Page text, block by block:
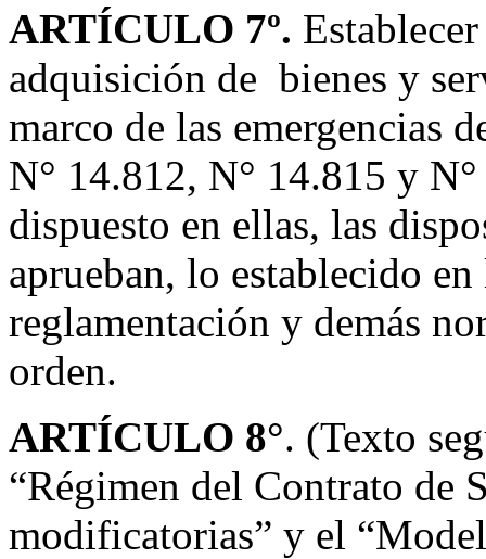
ARTÍCULO 7º.
adquisición de bienes y
marco de las emergencias
N° 14.812, N° 14.815 y
dispuesto en ellas, las
aprueban, lo establecido
reglamentación y demás
orden.
ARTÍCULO 8°. (Texto
“Régimen del Contrato de
modificatorias” y el